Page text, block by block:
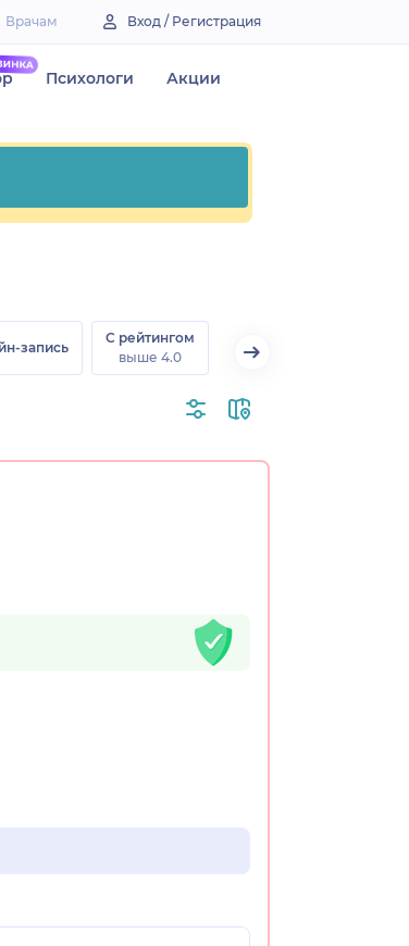
Врачам Вход / Регистрация
Психологи Акции
запись
С рейтингом
выше 4.0